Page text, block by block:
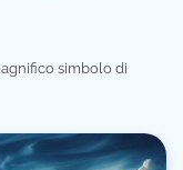
simbolo di